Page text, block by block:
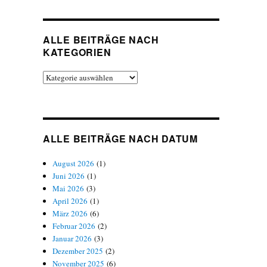
ALLE BEITRÄGE NACH
KATEGORIEN
Alle
ALLE BEITRÄGE NACH DATUM
August 2026 (1)
Juni 2026 (1)
Mai 2026 (3)
April 2026 (1)
März 2026 (6)
Februar 2026 (2)
Januar 2026 (3)
Dezember 2025 (2)
November 2025 (6)